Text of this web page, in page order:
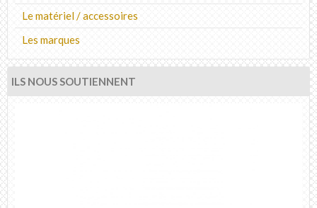
Le matériel / accessoires
Les marques
ILS NOUS SOUTIENNENT